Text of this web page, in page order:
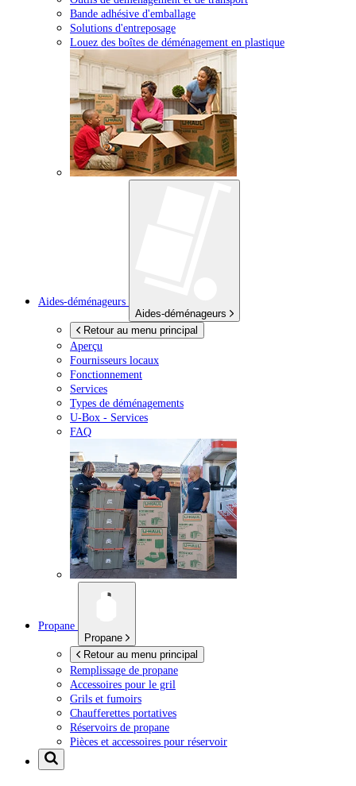
Bande adhésive d'emballage
Solutions d'entreposage
Louez des boîtes de déménagement en plastique
Aides-déménageurs
Aides-déménageurs
Retour au menu principal
Aperçu
Fournisseurs locaux
Fonctionnement
Services
Types de déménagements
U-Box - Services
FAQ
Propane
Propane
Retour au menu principal
Remplissage de propane
Accessoires pour le gril
Grils et fumoirs
Chaufferettes portatives
Réservoirs de propane
Pièces et accessoires pour réservoir